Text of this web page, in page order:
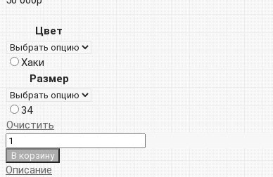
Цвет
Хаки
Размер
34
Очистить
В корзину
Описание